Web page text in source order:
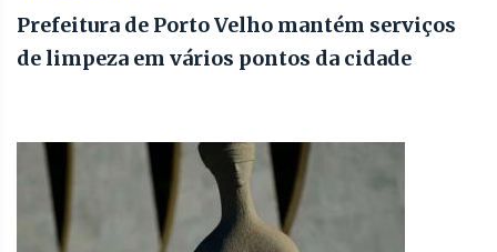
Prefeitura de Porto Velho mantém serviços
de limpeza em vários pontos da cidade